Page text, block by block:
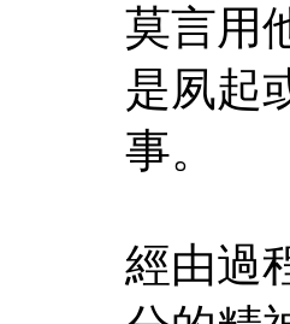
莫言用
是夙起
事。
經由過